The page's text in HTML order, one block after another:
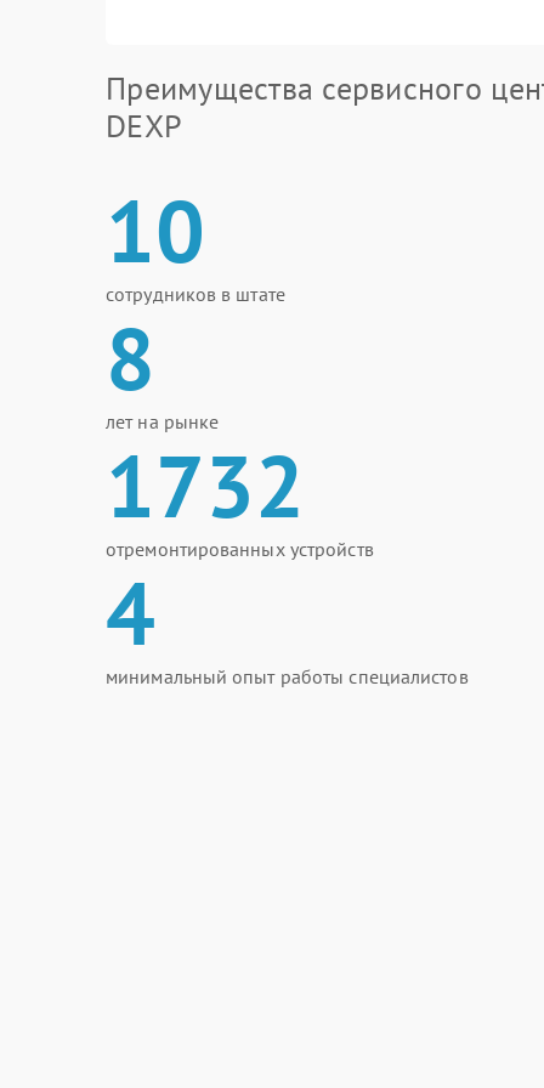
Преимущества сервисного
DEXP
10
сотрудников в штате
8
лет на рынке
1732
отремонтированных устройств
4
минимальный опыт работы специалистов